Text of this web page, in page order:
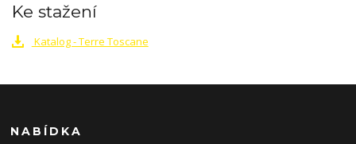
Ke stažení
Katalog - Terre Toscane
NABÍDKA